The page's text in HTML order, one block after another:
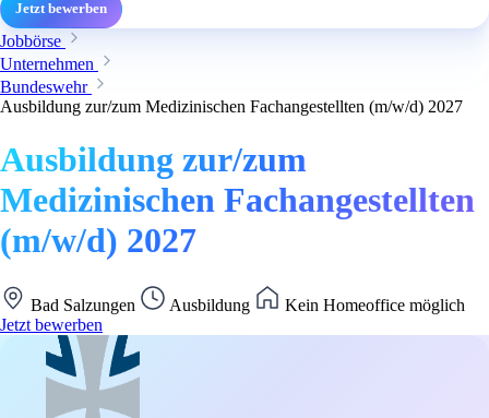
Jetzt bewerben
Jobbörse
Unternehmen
Bundeswehr
Ausbildung zur/zum Medizinischen Fachangestellten (m/w/d) 2027
Ausbildung zur/zum
Medizinischen Fachangestellten
(m/w/d) 2027
Bad Salzungen Ausbildung
Kein Homeoffice möglich
Jetzt bewerben